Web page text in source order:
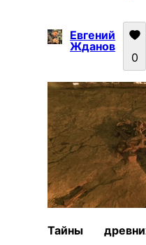
Евгений
Жданов
0
Тайны